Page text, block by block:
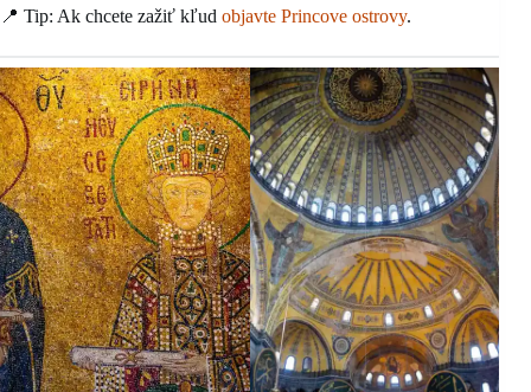
📍 Tip: Ak chcete zažiť kľud objavte Princove ostrovy.